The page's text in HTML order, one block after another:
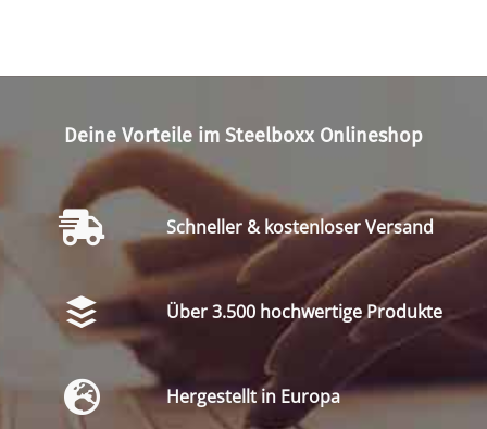
Deine Vorteile im Steelboxx Onlineshop
Schneller & kostenloser Versand
Über 3.500 hochwertige Produkte
Hergestellt in Europa